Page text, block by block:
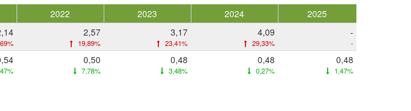
2022 2023 2024
2025
2,57
19,89%
3,17
23,41%
4,09
29,33%
-
-
0,50
7,78%
0,48
3,48%
0,48
0,27%
0,48
1,47%